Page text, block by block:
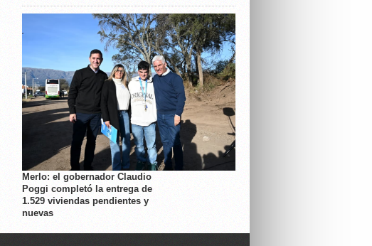
Merlo: el gobernador Claudio
Poggi completó la entrega de
1.529 viviendas pendientes y
nuevas